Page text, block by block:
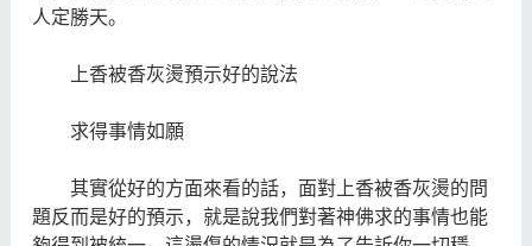
人定勝天。
上香被香灰燙預示好的說法
求得事情如願
其實從好的方面來看的話，面對上香被香灰燙的問
題反而是好的預示，就是說我們對著神佛求的事情也能